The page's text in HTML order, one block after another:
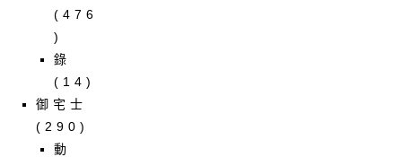
(476
)
錄
(14)
御宅士
(290)
動